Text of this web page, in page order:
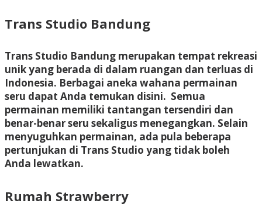
Trans Studio Bandung
Trans Studio Bandung merupakan tempat rekreasi
unik yang berada di dalam ruangan dan terluas di
Indonesia. Berbagai aneka wahana permainan
seru dapat Anda temukan disini. Semua
permainan memiliki tantangan tersendiri dan
benar-benar seru sekaligus menegangkan. Selain
menyuguhkan permainan, ada pula beberapa
pertunjukan di Trans Studio yang tidak boleh
Anda lewatkan.
Rumah Strawberry